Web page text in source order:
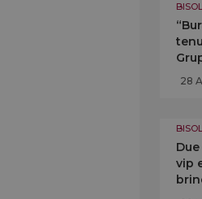
BISOL
28
BISOL
vip